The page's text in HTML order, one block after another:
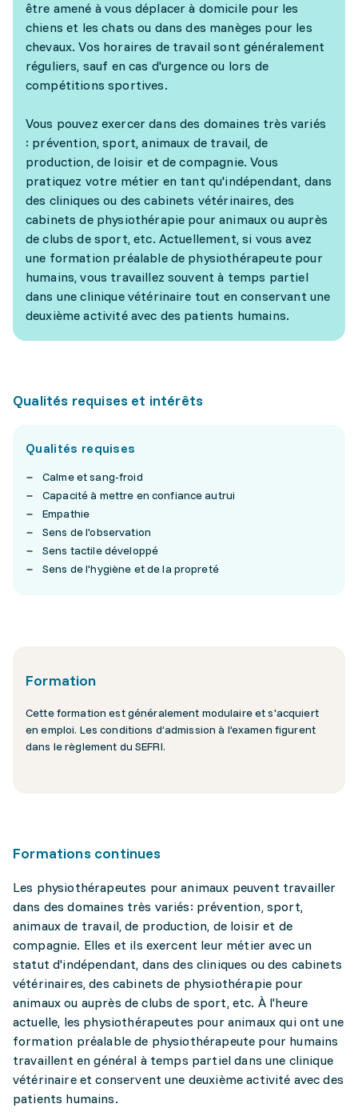
être amené à vous déplacer à domicile pour les
chiens et les chats ou dans des manèges pour les
chevaux. Vos horaires de travail sont généralement
réguliers, sauf en cas d'urgence ou lors de
compétitions sportives.
Vous pouvez exercer dans des domaines très variés
: prévention, sport, animaux de travail, de
production, de loisir et de compagnie. Vous
pratiquez votre métier en tant qu'indépendant, dans
des cliniques ou des cabinets vétérinaires, des
cabinets de physiothérapie pour animaux ou auprès
de clubs de sport, etc. Actuellement, si vous avez
une formation préalable de physiothérapeute pour
humains, vous travaillez souvent à temps partiel
dans une clinique vétérinaire tout en conservant une
deuxième activité avec des patients humains.
Qualités requises et intérêts
Qualités requises
Calme et sang-froid
Capacité à mettre en confiance autrui
Empathie
Sens de l'observation
Sens tactile développé
Sens de l'hygiène et de la propreté
Formation
Cette formation est généralement modulaire et s'acquiert
en emploi. Les conditions d’admission à l’examen figurent
dans le règlement du SEFRI.
Formations continues
Les physiothérapeutes pour animaux peuvent travailler
dans des domaines très variés: prévention, sport,
animaux de travail, de production, de loisir et de
compagnie. Elles et ils exercent leur métier avec un
statut d'indépendant, dans des cliniques ou des cabinets
vétérinaires, des cabinets de physiothérapie pour
animaux ou auprès de clubs de sport, etc. À l'heure
actuelle, les physiothérapeutes pour animaux qui ont une
formation préalable de physiothérapeute pour humains
travaillent en général à temps partiel dans une clinique
vétérinaire et conservent une deuxième activité avec des
patients humains.